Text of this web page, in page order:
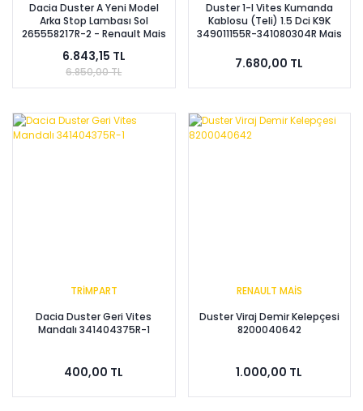
Dacia Duster A Yeni Model
Arka Stop Lambası Sol
265558217R-2 - Renault Mais
6.843,15 TL
6.850,00 TL
Duster 1-I Vites Kumanda
Kablosu (Teli) 1.5 Dci K9K
349011155R-341080304R Mais
7.680,00 TL
TRİMPART
Dacia Duster Geri Vites
Mandalı 341404375R-1
400,00 TL
RENAULT MAİS
Duster Viraj Demir Kelepçesi
8200040642
1.000,00 TL